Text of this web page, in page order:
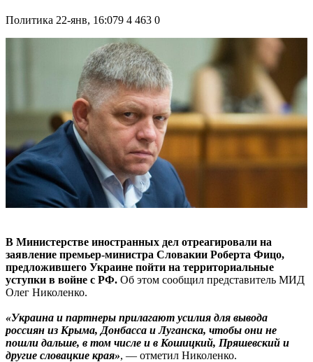
Политика 22-янв, 16:079 4 463 0
В Министерстве иностранных дел отреагировали на
заявление премьер-министра Словакии Роберта Фицо,
предложившего Украине пойти на территориальные
уступки в войне с РФ. Об этом сообщил представитель МИД
Олег Николенко.
«Украина и партнеры прилагают усилия для вывода
россиян из Крыма, Донбасса и Луганска, чтобы они не
пошли дальше, в том числе и в Кошицкий, Пряшевский и
другие словацкие края», — отметил Николенко.